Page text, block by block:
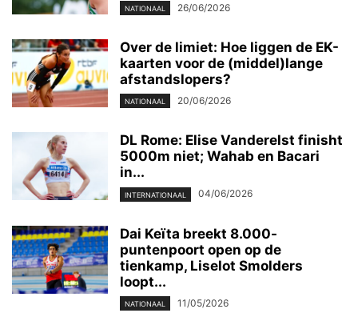
NATIONAAL 26/06/2026
Over de limiet: Hoe liggen de EK-
kaarten voor de (middel)lange
afstandslopers?
NATIONAAL 20/06/2026
DL Rome: Elise Vanderelst finisht
5000m niet; Wahab en Bacari
in...
INTERNATIONAAL 04/06/2026
Dai Keïta breekt 8.000-
puntenpoort open op de
tienkamp, Liselot Smolders
loopt...
NATIONAAL 11/05/2026